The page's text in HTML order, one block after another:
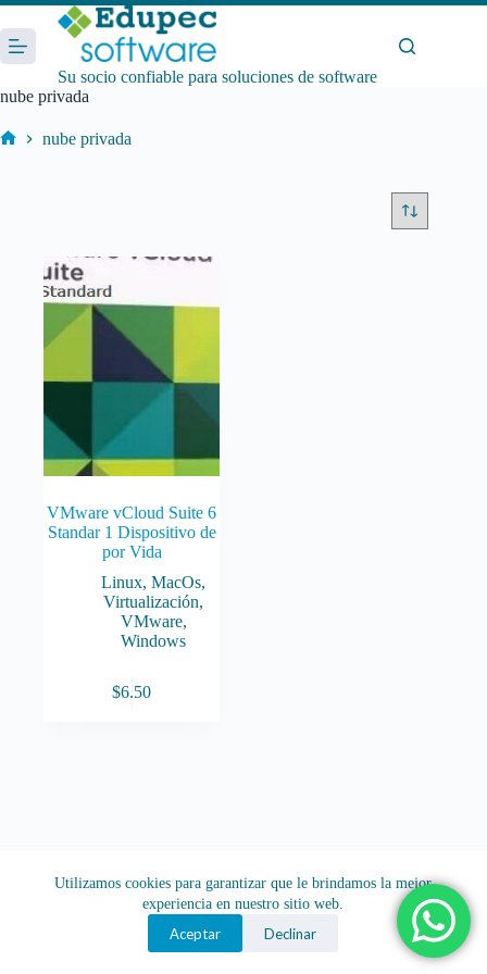
Saltar
al
contenido
Utilizamos cookies para garantizar que le brindamos la mejor
experiencia en nuestro sitio web.
Aceptar Declinar
Su socio confiable para soluciones de software
nube privada
nube privada
VMware vCloud Suite 6
Standar 1 Dispositivo de
por Vida
Linux,MacOs,
Virtualización,
VMware,
Windows
$6.50